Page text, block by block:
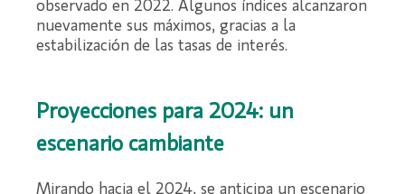
observado en 2022. Algunos índices alcanzaron
nuevamente sus máximos, gracias a la
estabilización de las tasas de interés.
Proyecciones para 2024: un
escenario cambiante
Mirando hacia el 2024, se anticipa un escenario